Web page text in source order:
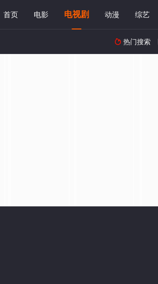
首页 电影 电视剧 动漫 综艺
 热门搜索